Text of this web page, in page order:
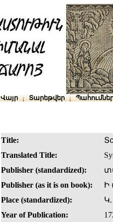
Վայր Տարեթվեր
Title:
Translated Title:
Publisher (standardized):
Publisher (as it is on book):
Ի
Place (standardized):
Կ.
Year of Publication: